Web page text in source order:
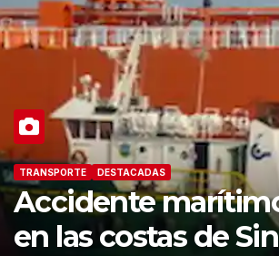
TRANSPORTE DESTACADAS
SITA transforma
CSM se convierte